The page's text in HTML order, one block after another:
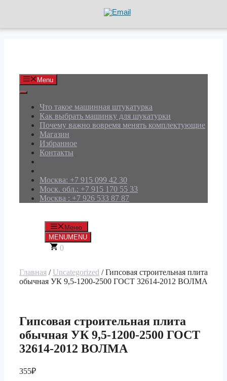
Menu
Что такое машинная штукатурка
Как выбрать машинку для шукатурки
Почему важно вовремя менять комплектующие
Магазин
Избранное
Контакты
Москва: +7 915 099 42 30
Моск. обл.: +7 915 170 55 33
Москва : +7 926 533 87 87
Меню
MENUMENU
0
Главная /Uncategorized / Гипсовая строительная плита
обычная УК 9,5-1200-2500 ГОСТ 32614-2012 ВОЛМА
Гипсовая строительная плита
обычная УК 9,5-1200-2500 ГОСТ
32614-2012 ВОЛМА
355₽